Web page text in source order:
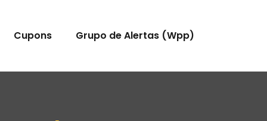
Cupons Grupo de Alertas (Wpp)